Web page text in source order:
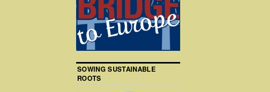
SOWING SUSTAINABLE
ROOTS